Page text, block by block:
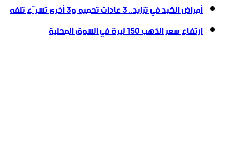
أمراض الكبد في تزايد.. 3 عادات تحميه و3 أخرى تسرّع تلفه
ارتفاع سعر الذهب 150 ليرة في السوق المحلية‎